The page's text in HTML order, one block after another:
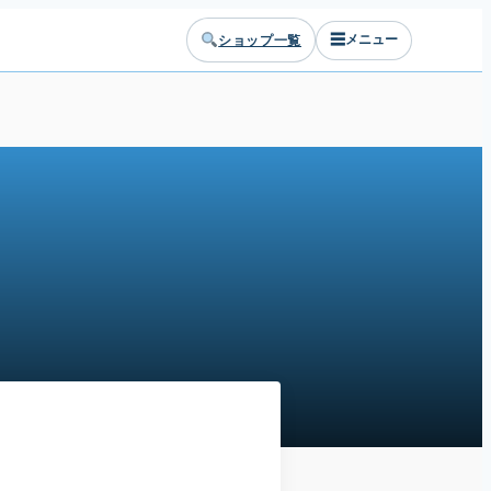
ショップ一覧 ☰メニュー